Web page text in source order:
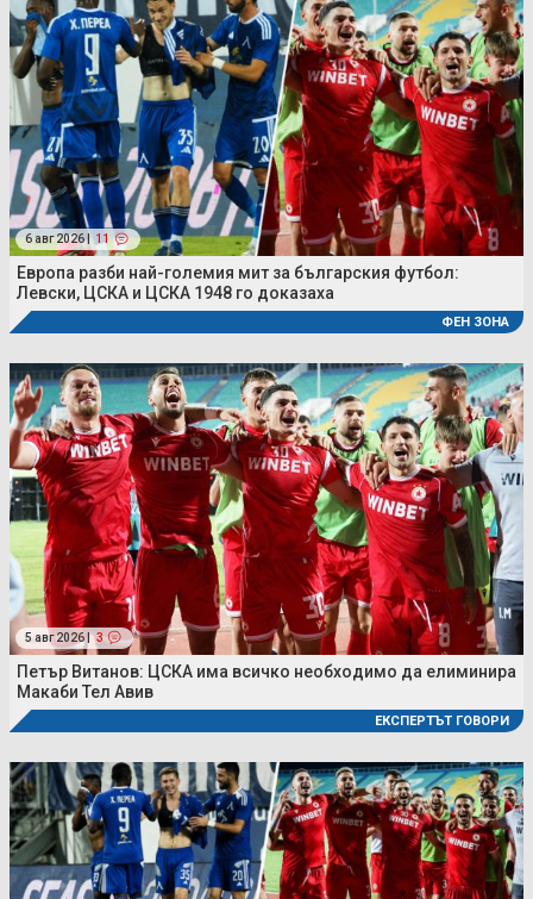
6 авг 2026 | 11
Европа разби най-големия мит за българския футбол:
Левски, ЦСКА и ЦСКА 1948 го доказаха
ФЕН ЗОНА
5 авг 2026 | 3
Петър Витанов: ЦСКА има всичко необходимо да елиминира
Макаби Тел Авив
ЕКСПЕРТЪТ ГОВОРИ